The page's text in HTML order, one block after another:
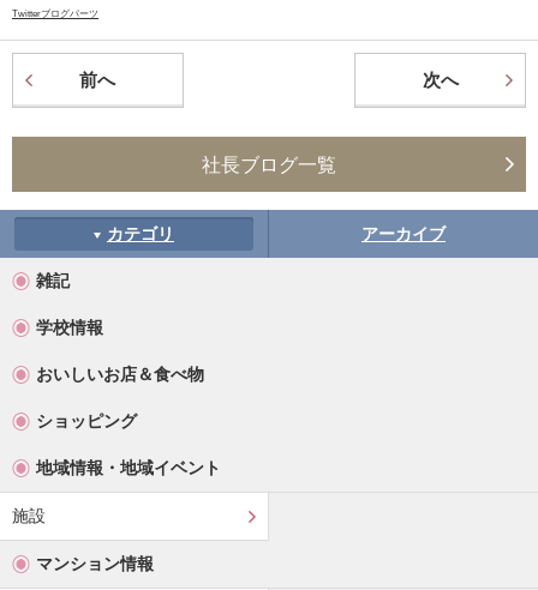
Twitterブログパーツ
前へ 次へ
社長ブログ一覧
カテゴリ アーカイブ
雑記
学校情報
おいしいお店＆食べ物
ショッピング
地域情報・地域イベント
施設
マンション情報